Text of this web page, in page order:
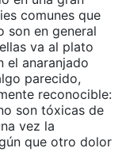
comunes que
son en general
va al plato
el anaranjado
parecido,
reconocible:
son tóxicas de
vez la
que otro dolor